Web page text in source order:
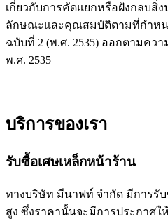
เกี่ยวกับการคัดแยกหรือฝังกลบสิ่
ลักษณะและคุณสมบัติตามที่กำหน
ฉบับที่ 2 (พ.ศ. 2535) ออกตามคว
พ.ศ. 2535
บริการของเรา
รับซื้อเศษเหล็กหน้าร้าน
ทางบริษัท มีนาฟท์ จำกัด มีการรั
สูง ซึ่งราคานั้นจะมีการประกาศ